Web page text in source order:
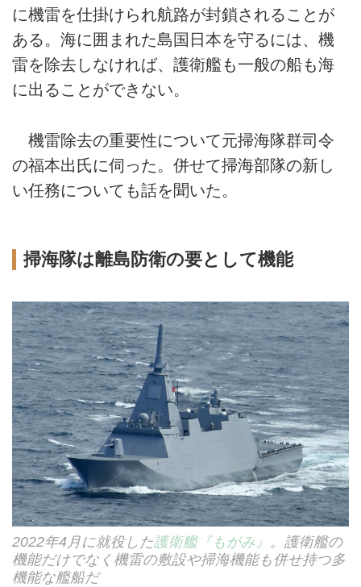
に機雷を仕掛けられ航路が封鎖されることが
ある。海に囲まれた島国日本を守るには、機
雷を除去しなければ、護衛艦も一般の船も海
に出ることができない。
機雷除去の重要性について元掃海隊群司令
の福本出氏に伺った。併せて掃海部隊の新し
い任務についても話を聞いた。
掃海隊は離島防衛の要として機能
2022年4月に就役した護衛艦『もがみ』 。護衛艦の
機能だけでなく機雷の敷設や掃海機能も併せ持つ多
機能な艦船だ